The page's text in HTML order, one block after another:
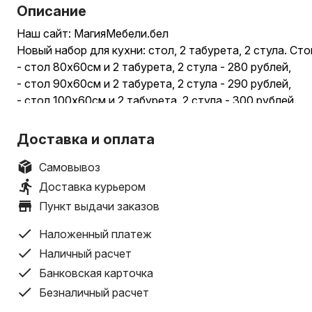
Описание
Наш сайт: МагияМебели.бел
Новый набор для кухни: стол, 2 табурета, 2 стула.
- стол 80х60см и 2 табурета, 2 стула - 280 рублей,
- стол 90х60см и 2 табурета, 2 стула - 290 рублей,
- стол 100х60см и 2 табурета, 2 стула - 300 рублей,
**Комплекты со стульями обивка-ткань +10 рублей к
Можно комбинировать на свой вкус.
.
Доставка по РБ. Стоимость доставки уточняйте.
Осуществляется транспортными компаниями.
Стоимость комплекта стол и 4 стула:
- стол 80х60см и 4 стула - 340 рублей,
- стол 90х60см и 4 стула - 350 рублей,
- стол 100х60см и 4 стула - 360 рублей,
- стол 110х70см и 4 стула - 380 рублей.
Доставка и оплата
Самовывоз
Доставка курьером
Пункт выдачи заказов
Наложенный платеж
Наличный расчет
Банковская карточка
Безналичный расчет